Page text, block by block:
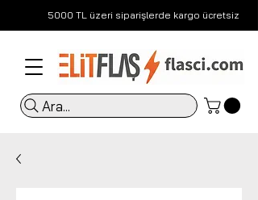
5000 TL üzeri siparişlerde kargo ücretsiz
Ara...